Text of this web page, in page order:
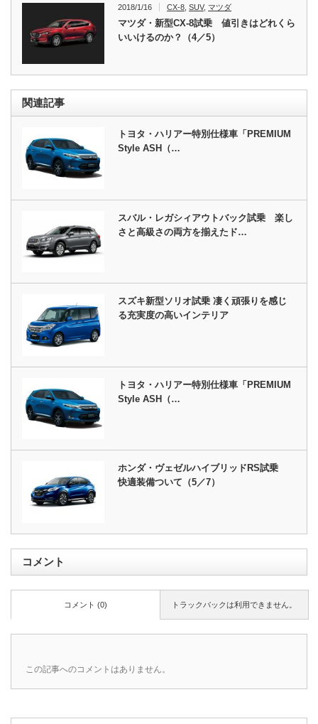
2018/1/16 CX-8 ,SUV, マツダ
マツダ・新型CX-8試乗 値引きはどれくら
いいけるのか？（4／5）
関連記事
トヨタ・ハリアー特別仕様車「PREMIUM
Style ASH（…
スバル・レガシィアウトバック試乗 楽し
さと高級さの両方を揃えたド…
スズキ新型ソリオ試乗 凄く頑張りを感じ
る充実度の高いインテリア
トヨタ・ハリアー特別仕様車「PREMIUM
Style ASH（…
ホンダ・ヴェゼルハイブリッドRS試乗
快適装備ついて（5／7）
コメント
トラックバックは利用できません。
コメント (0)
この記事へのコメントはありません。